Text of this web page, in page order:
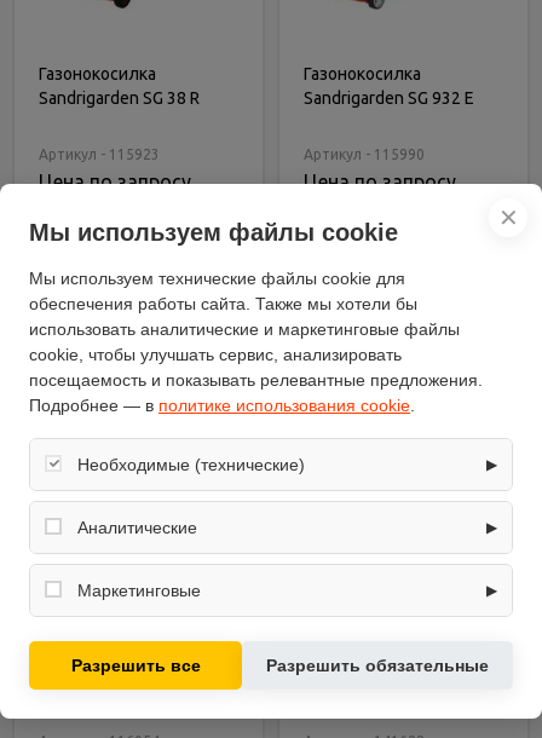
Газонокосилка
Sandrigarden SG 38 R
Артикул - 115923
Цена по запросу
В корзину
Газонокосилка
Sandrigarden SG 932 E
Артикул - 115990
Цена по запросу
В корзину
Газонокосилка
Сенокосилка
✕
Мы используем файлы cookie
Мы используем технические файлы cookie для
обеспечения работы сайта. Также мы хотели бы
использовать аналитические и маркетинговые файлы
cookie, чтобы улучшать сервис, анализировать
посещаемость и показывать релевантные предложения.
Подробнее — в политике использования cookie
Необходимые (технические) ▶
Обеспечивают корректную работу сайта: оформление
заказа, корзина, вход в личный кабинет. Без них основные
Аналитические ▶
Собирают обезличенную информацию о посещениях и
использовании сайта (например, счётчики аналитики),
Маркетинговые ▶
предложений на основе ваших интересов.
Разрешить все Разрешить обязательные